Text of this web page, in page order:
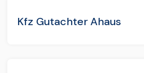
Kfz Gutachter Ahaus